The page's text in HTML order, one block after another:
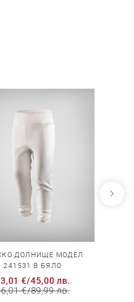
ДОЛНИЩЕ МОДЕЛ
241531 В БЯЛО
€/45,00 лв.
€/89,99 лв.